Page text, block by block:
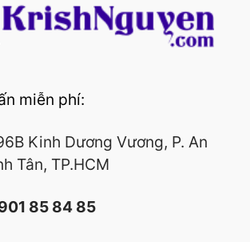
miễn phí:
Kinh Dương Vương, P. An
Tân, TP.HCM
85 84 85